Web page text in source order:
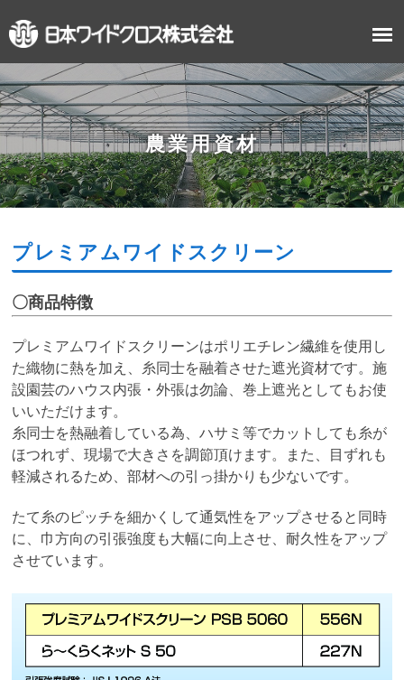
農業用資材
プレミアムワイドスクリーン
〇商品特徴
プレミアムワイドスクリーンはポリエチレン繊維を使用し
た織物に熱を加え、糸同士を融着させた遮光資材です。施
設園芸のハウス内張・外張は勿論、巻上遮光としてもお使
いいただけます。
糸同士を熱融着している為、ハサミ等でカットしても糸が
ほつれず、現場で大きさを調節頂けます。また、目ずれも
軽減されるため、部材への引っ掛かりも少ないです。
たて糸のピッチを細かくして通気性をアップさせると同時
に、巾方向の引張強度も大幅に向上させ、耐久性をアップ
させています。